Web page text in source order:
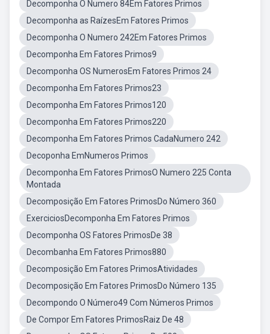
Decomponha O Numero 84Em Fatores Primos
Decomponha as RaízesEm Fatores Primos
Decomponha O Numero 242Em Fatores Primos
Decomponha Em Fatores Primos9
Decomponha OS NumerosEm Fatores Primos 24
Decomponha Em Fatores Primos23
Decomponha Em Fatores Primos120
Decomponha Em Fatores Primos220
Decomponha Em Fatores Primos CadaNumero 242
Decoponha EmNumeros Primos
Decomponha Em Fatores PrimosO Numero 225 Conta
Montada
Decomposição Em Fatores PrimosDo Número 360
ExerciciosDecomponha Em Fatores Primos
Decomponha OS Fatores PrimosDe 38
Decombanha Em Fatores Primos880
Decomposição Em Fatores PrimosAtividades
Decomposição Em Fatores PrimosDo Número 135
Decompondo O Número49 Com Números Primos
De Compor Em Fatores PrimosRaiz De 48